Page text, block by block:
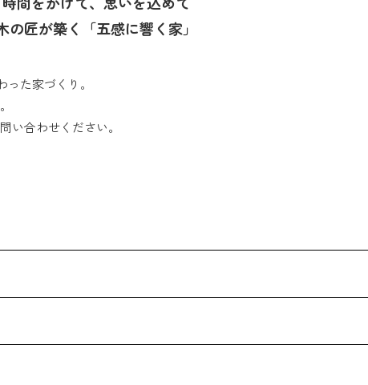
の匠が築く「五感に響く家」
た家づくり。
い合わせください。